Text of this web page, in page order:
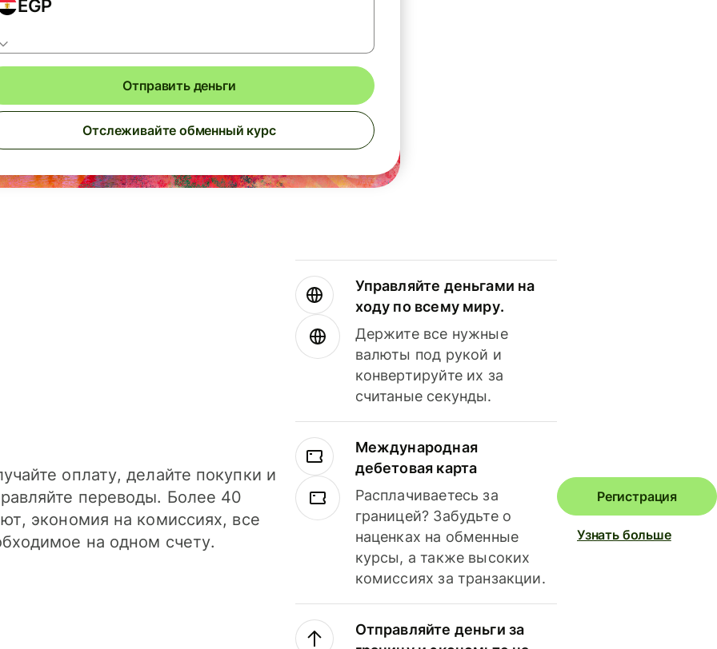
EGP
Отправить деньги
Отслеживайте обменный курс
оплату, делайте покупки и
переводы. Более 40
экономия на комиссиях, все
на одном счету.
Управляйте деньгами на
ходу по всему миру.
Держите все нужные
валюты под рукой и
конвертируйте их за
считаные секунды.
Международная
дебетовая карта
Расплачиваетесь за
границей? Забудьте о
наценках на обменные
курсы, а также высоких
комиссиях за транзакции.
Отправляйте деньги за
Регистрация
Узнать больше